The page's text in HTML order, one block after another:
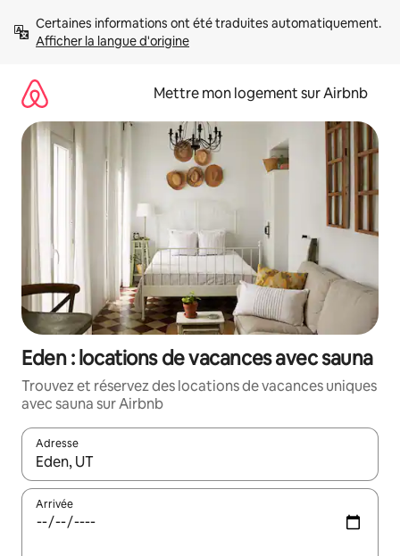
directement
Afficher la langue d'origine
Mettre mon logement sur Airbnb
Eden : locations de vacances avec sauna
Trouvez et réservez des locations de vacances uniques
avec sauna sur Airbnb
Adresse
Lorsque les résultats s'affichent, utilisez les flèches vers le
Arrivée